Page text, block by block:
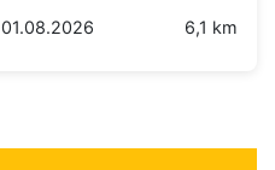
01.08.2026 6,1 km